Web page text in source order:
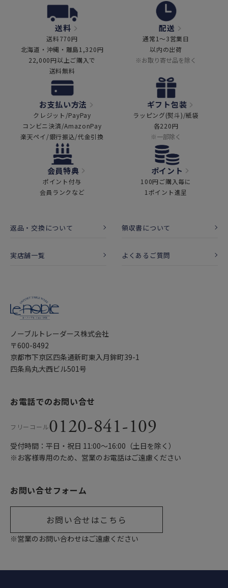
送料
送料770円
北海道・沖縄・離島1,320円
22,000円以上ご購入で
送料無料
配送
通常1～3営業日
以内の出荷
※お取り寄せ品を除く
お支払い方法
クレジット/PayPay
コンビニ決済/AmazonPay
楽天ペイ/銀行振込/代金引換
ギフト包装
ラッピング(熨斗)/紙袋
各220円
※一部除く
会員特典
ポイント付与
会員ランクなど
ポイント
100円ご購入毎に
1ポイント進呈
返品・交換について 領収書について
実店舗一覧 よくあるご質問
ノーブルトレーダース株式会社
〒600-8492
京都市下京区四条通新町東入月鉾町39-1
四条烏丸大西ビル501号
お電話でのお問い合せ
フリーコール0120-841-109
受付時間：平日・祝日 11:00〜16:00（土日を除く）
※お客様専用のため、営業のお電話はご遠慮ください
お問い合せフォーム
お問い合せはこちら
※営業のお問い合わせはご遠慮ください